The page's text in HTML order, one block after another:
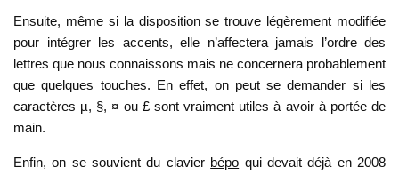
Ensuite, même si la disposition se trouve légèrement modifiée
pour intégrer les accents, elle n’affectera jamais l’ordre des
lettres que nous connaissons mais ne concernera probablement
que quelques touches. En effet, on peut se demander si les
caractères µ, §, ¤ ou £ sont vraiment utiles à avoir à portée de
main.
Enfin, on se souvient du clavier bépo qui devait déjà en 2008